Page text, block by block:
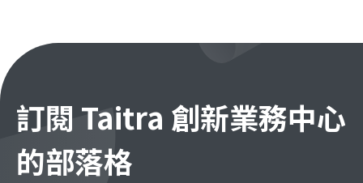
訂閱 Taitra 創新業務中心
的部落格